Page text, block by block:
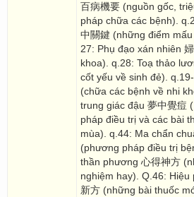
百病機要 (nguồn gốc,
pháp chữa các bệnh).
中關鍵 (những điểm
27: Phụ đạo xán nhiên
khoa). q.28: Toạ thảo
cốt yếu về sinh đẻ).
(chữa các bệnh về nhi
trung giác đậu 夢中覺痘
pháp điều trị và các bài
mùa). q.44: Ma chẩn
(phương pháp điều trị
thần phương 心得神方
nghiệm hay). Q.46:
新方 (những bài thuốc